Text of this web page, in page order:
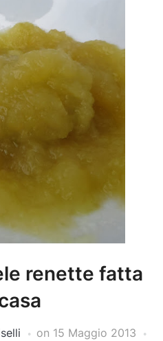
renette fatta
on 15 Maggio 2013